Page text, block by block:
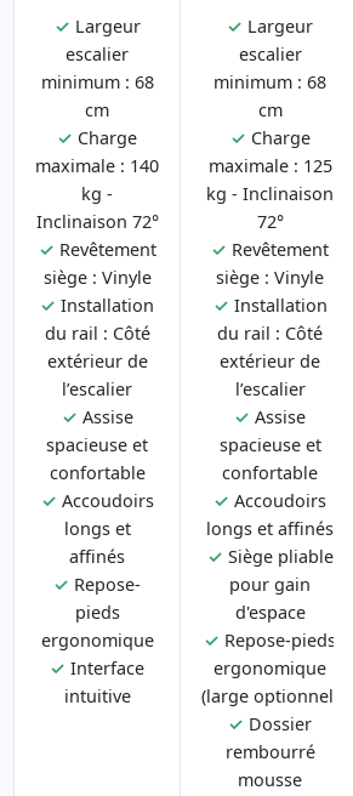
✓ Largeur
escalier
minimum : 68
cm
✓ Charge
maximale : 140
kg -
Inclinaison 72°
✓ Revêtement
siège : Vinyle
✓ Installation
du rail : Côté
extérieur de
l’escalier
✓ Assise
spacieuse et
confortable
✓ Accoudoirs
longs et
affinés
✓ Repose-
pieds
ergonomique
✓ Interface
intuitive
✓ Largeur
escalier
minimum : 68
cm
✓ Charge
maximale : 125
kg - Inclinaison
72°
✓ Revêtement
siège : Vinyle
✓ Installation
du rail : Côté
extérieur de
l’escalier
✓ Assise
spacieuse et
confortable
✓ Accoudoirs
longs et affinés
✓ Siège pliable
pour gain
d'espace
✓ Repose-pieds
ergonomique
(large optionnel)
✓ Dossier
rembourré
mousse